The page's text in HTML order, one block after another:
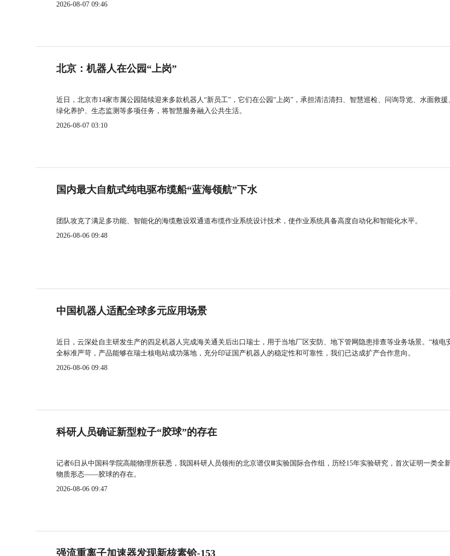
2026-08-07 09:46
北京：机器人在公园“上岗”
近日，北京市14家市属公园陆续迎来多款机器人“新员工”，它们在公园“上岗”，承担清洁清扫、智慧巡检、问询导览、水面救援
绿化养护、生态监测等多项任务，将智慧服务融入公共生活。
2026-08-07 03:10
国内最大自航式纯电驱布缆船“蓝海领航”下水
团队攻克了满足多功能、智能化的海缆敷设双通道布缆作业系统设计技术，使作业系统具备高度自动化和智能化水平。
2026-08-06 09:48
中国机器人适配全球多元应用场景
近日，云深处自主研发生产的四足机器人完成海关通关后出口瑞士，用于当地厂区安防、地下管网隐患排查等业务场景。“核电
全标准严苛，产品能够在瑞士核电站成功落地，充分印证国产机器人的稳定性和可靠性，我们已达成扩产合作意向。
2026-08-06 09:48
科研人员确证新型粒子“胶球”的存在
记者6日从中国科学院高能物理所获悉，我国科研人员领衔的北京谱仪Ⅲ实验国际合作组，历经15年实验研究，首次证明一类全
物质形态——胶球的存在。
2026-08-06 09:47
强流重离子加速器发现新核素铪-153